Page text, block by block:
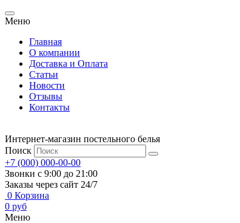
Меню
Главная
О компании
Доставка и Оплата
Статьи
Новости
Отзывы
Контакты
Интернет-магазин постельного белья
Поиск
+7 (000) 000-00-00
Звонки с 9:00 до 21:00
Заказы через сайт 24/7
0 Корзина
0 руб
Меню